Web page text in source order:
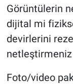
Görüntülerin
dijital mi
devirlerini
Foto/video